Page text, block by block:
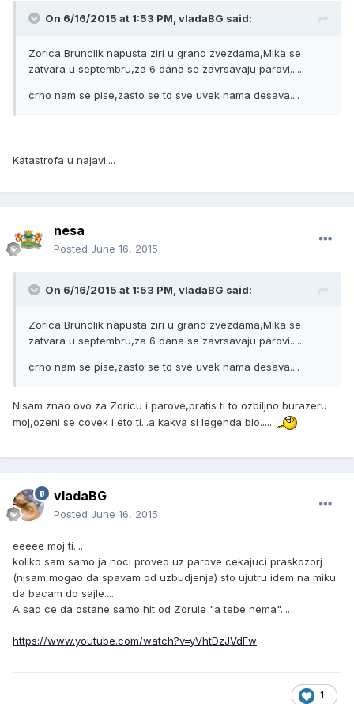
On 6/16/2015 at 1:53 PM, vladaBG said:
Zorica Brunclik napusta ziri u grand zvezdama,Mika se
zatvara u septembru,za 6 dana se zavrsavaju parovi.....
crno nam se pise,zasto se to sve uvek nama desava....
Katastrofa u najavi....
nesa
Posted June 16, 2015
On 6/16/2015 at 1:53 PM, vladaBG said:
Zorica Brunclik napusta ziri u grand zvezdama,Mika se
zatvara u septembru,za 6 dana se zavrsavaju parovi.....
crno nam se pise,zasto se to sve uvek nama desava....
Nisam znao ovo za Zoricu i parove,pratis ti to ozbiljno burazeru
moj,ozeni se covek i eto ti...a kakva si legenda bio.....
vladaBG
Posted June 16, 2015
eeeee moj ti....
koliko sam samo ja noci proveo uz parove cekajuci praskozorj
(nisam mogao da spavam od uzbudjenja) sto ujutru idem na miku
da bacam do sajle....
A sad ce da ostane samo hit od Zorule "a tebe nema"....
https://www.youtube.com/watch?v=yVhtDzJVdFw
1